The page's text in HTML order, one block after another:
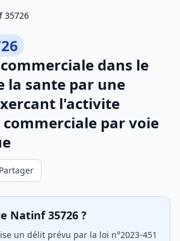
35726
dans le
la sante par une
l'activite
par voie
Partager
Natinf 35726 ?
un délit prévu par la loi n°2023-451